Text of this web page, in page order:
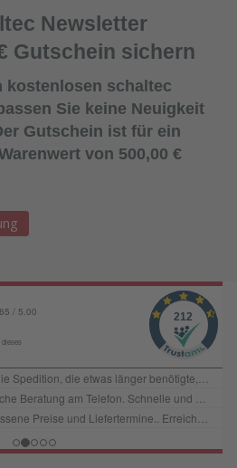
Newsletter
Gutschein sichern
kostenlosen schaltec
Sie keine Neuigkeit
Gutschein ist für ein
von 500,00 €